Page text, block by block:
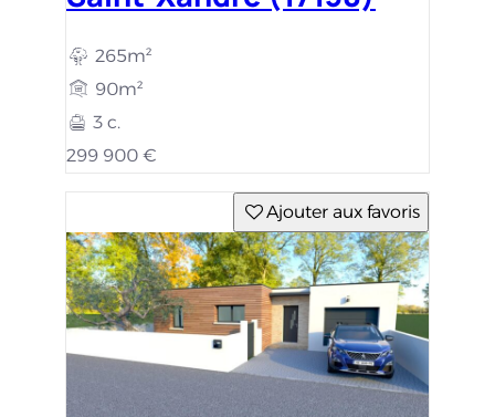
265m²
90m²
3 c.
299 900 €
Ajouter aux favoris